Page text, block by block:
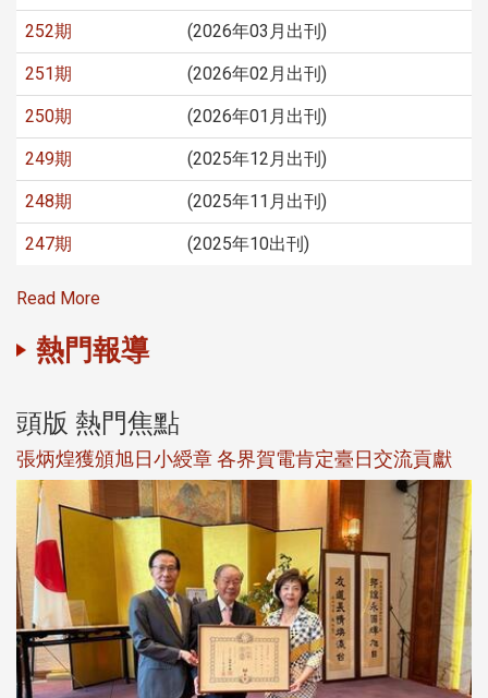
252期 (2026年03月出刊)
251期 (2026年02月出刊)
250期 (2026年01月出刊)
249期 (2025年12月出刊)
248期 (2025年11月出刊)
247期 (2025年10出刊)
Read More
熱門報導
頭版 熱門焦點
張炳煌獲頒旭日小綬章 各界賀電肯定臺日交流貢獻